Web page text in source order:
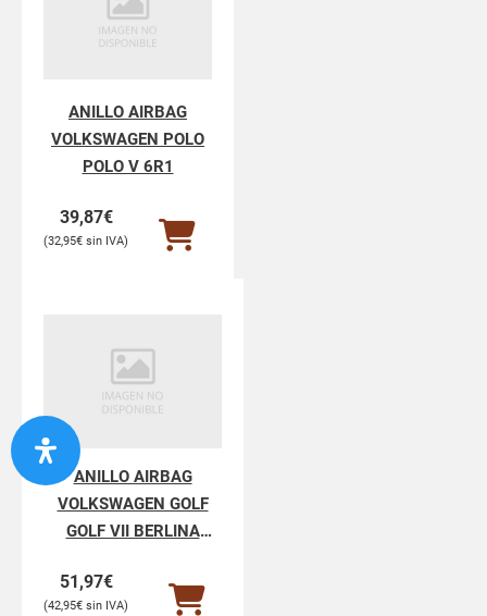
ANILLO AIRBAG
VOLKSWAGEN POLO
POLO V 6R1
39,87€
32,95€
ANILLO AIRBAG
VOLKSWAGEN GOLF
GOLF VII BERLINA
51,97€
42,95€